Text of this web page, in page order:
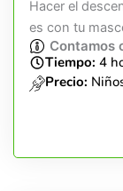
Hacer el
es con tu
Contamos
Tiempo: 4
Precio: